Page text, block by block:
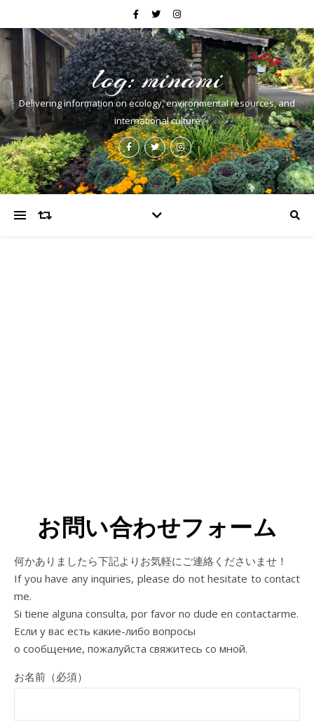
log: minami
Delivering information on ecology, environmental resources, and
international culture
お問い合わせフォーム
何かありましたら下記よりお気軽にご連絡くださいませ！
If you have any inquiries, please do not hesitate to contact
me.
Si tiene alguna consulta, por favor no dude en contactarme.
Если у вас есть какие-либо вопросы
о сообщение, пожалуйста свяжитесь со мной.
お名前（必須）